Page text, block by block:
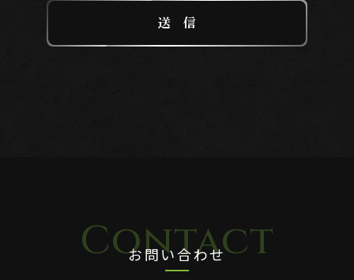
お問い合わせ